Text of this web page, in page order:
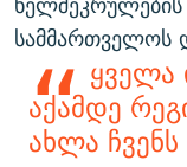
სამმართველოს
ყველა
აქამდე
ახლა